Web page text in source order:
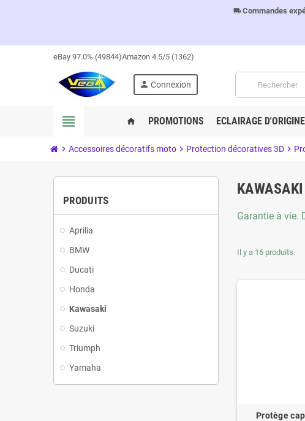
local_shippingCommandes
eBay 97.0% (49844)Amazon 4.5/5 (1362)
person Connexion
view_headline home PROMOTIONS ECLAIRAGE D'ORIGINE
chevron_right Accessoires décoratifs moto chevron_right Protection décoratives 3D chevron_right
PRODUITS
Aprilia
BMW
Ducati
Honda
Kawasaki
Suzuki
Triumph
Yamaha
KAWASAKI
Garantie à vie.
Il y a 16 produits.
Protège